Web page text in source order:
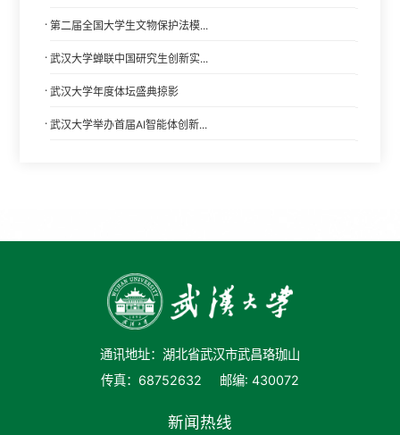
· 第二届全国大学生文物保护法模...
· 武汉大学蝉联中国研究生创新实...
· 武汉大学年度体坛盛典掠影
· 武汉大学举办首届AI智能体创新...
通讯地址：湖北省武汉市武昌珞珈山
传真：68752632
邮编: 430072
新闻热线